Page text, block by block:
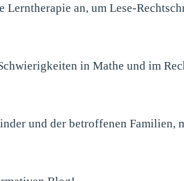
an, um Lese-
in Mathe und im
und der betroffenen Familien,